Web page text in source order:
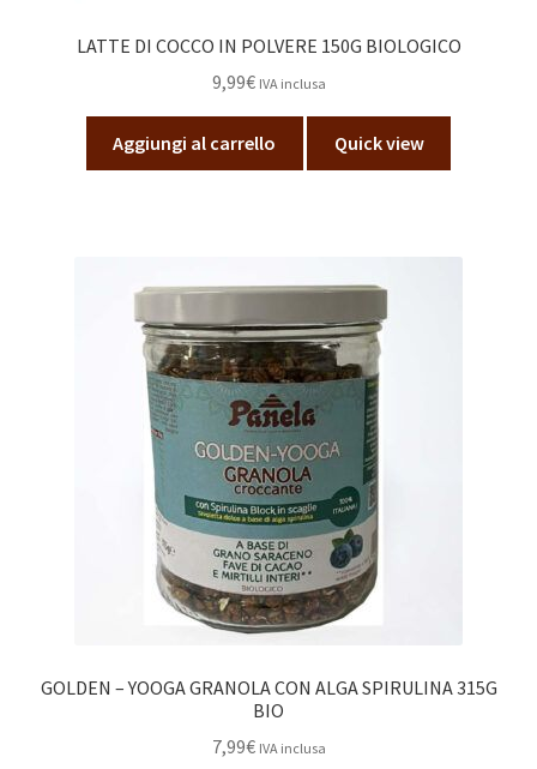
LATTE DI COCCO IN POLVERE 150G BIOLOGICO
9,99€ IVA inclusa
Aggiungi al carrello Quick view
GOLDEN – YOOGA GRANOLA CON ALGA SPIRULINA 315G
BIO
7,99€ IVA inclusa